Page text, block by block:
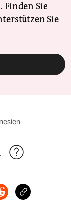
Finden Sie
Sie